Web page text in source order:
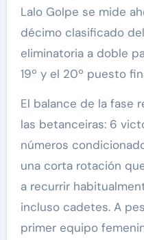
Lalo Golpe se mide
décimo clasificado
eliminatoria a doble
19º y el 20º puesto
El balance de la fase
las betanceiras: 6
números
una corta rotación
a recurrir
incluso cadetes. A
primer equipo